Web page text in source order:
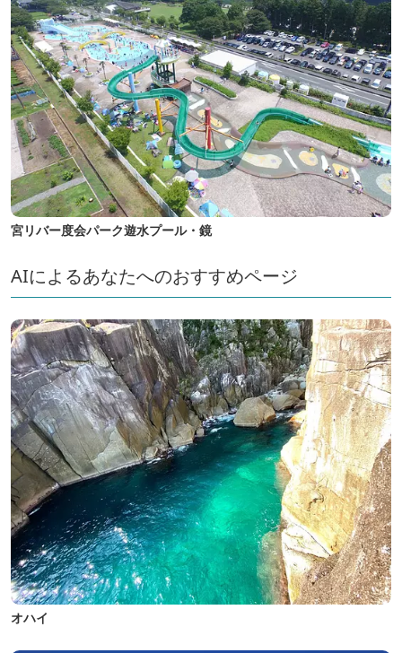
宮リバー度会パーク遊水プール・鏡
AIによるあなたへのおすすめページ
オハイ